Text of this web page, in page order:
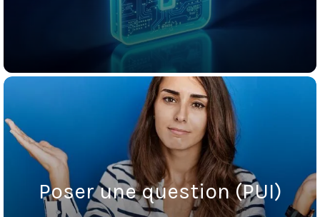
Poser une question (PUI)